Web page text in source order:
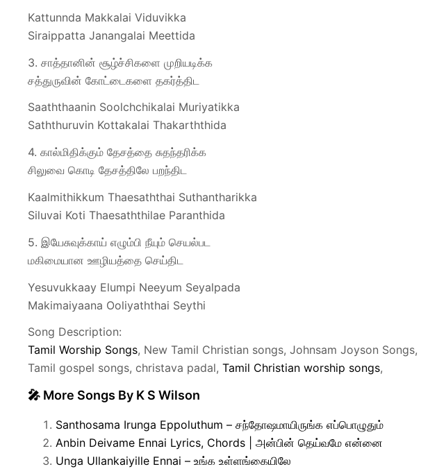
Kattunnda Makkalai Viduvikka
Siraippatta Janangalai Meettida
3. சாத்தானின் சூழ்ச்சிகளை முறியடிக்க
சத்துருவின் கோட்டைகளை தகர்த்திட
Saaththaanin Soolchchikalai Muriyatikka
Saththuruvin Kottakalai Thakarththida
4. கால்மிதிக்கும் தேசத்தை சுதந்தரிக்க
சிலுவை கொடி தேசத்திலே பறந்திட
Kaalmithikkum Thaesaththai Suthantharikka
Siluvai Koti Thaesaththilae Paranthida
5. இயேசுவுக்காய் எழும்பி நீயும் செயல்பட
மகிமையான ஊழியத்தை செய்திட
Yesuvukkaay Elumpi Neeyum Seyalpada
Makimaiyaana Ooliyaththai Seythi
Song Description:
Tamil Worship Songs, New Tamil Christian songs, Johnsam Joyson Songs,
Tamil gospel songs, christava padal, Tamil Christian worship songs,
🎤 More Songs By K S Wilson
Santhosama Irunga Eppoluthum – சந்தோஷமாயிருங்க எப்பொழுதும்
Anbin Deivame Ennai Lyrics, Chords | அன்பின் தெய்வமே என்னை
Unga Ullankaiyille Ennai – உங்க உள்ளங்கையிலே